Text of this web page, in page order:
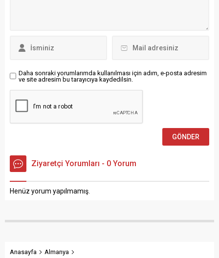
krizler için öneriler içeren
Katılımcılar, Cumhuriyet’in
ve...
Daha sonraki yorumlarımda kullanılması için adım, e-posta adresim
ve site adresim bu tarayıcıya kaydedilsin.
Ziyaretçi Yorumları - 0 Yorum
Henüz yorum yapılmamış.
Anasayfa
Almanya